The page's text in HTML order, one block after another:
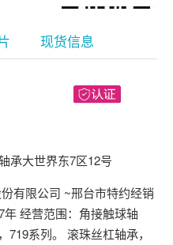
现货信息
承大世界东7区12号
有限公司 ~邢台市特约经销
经营范围：角接触球轴
系列。 滚珠丝杠轴承，